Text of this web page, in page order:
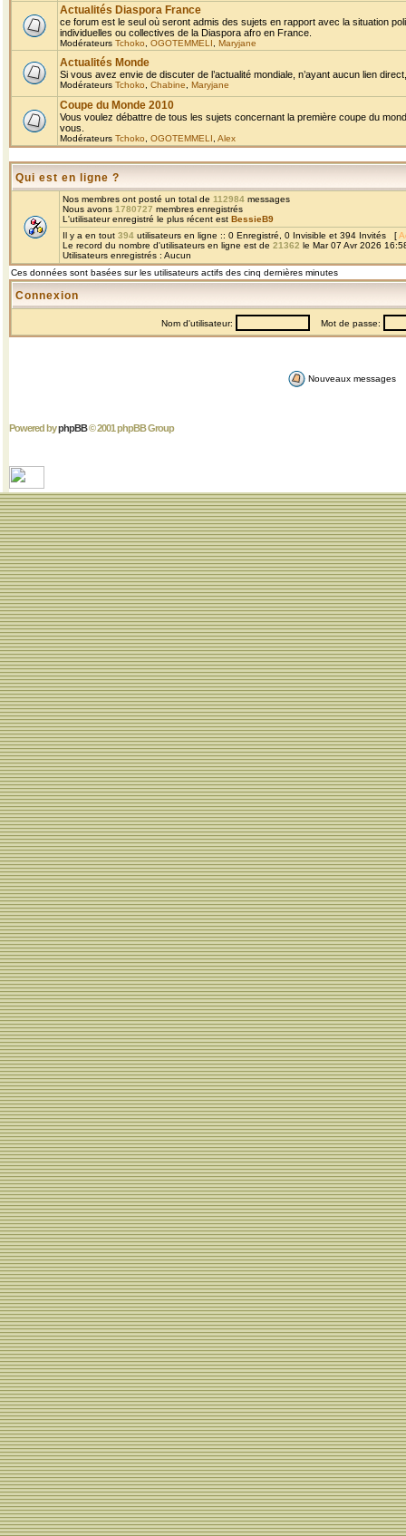
Actualités Diaspora France
ce forum est le seul où seront admis des sujets en rapport avec la situation
individuelles ou collectives de la Diaspora afro en France.
Modérateurs Tchoko OGOTEMMELI Maryjane
Actualités Monde
Si vous avez envie de discuter de l’actualité mondiale, n’ayant aucun lien
Modérateurs Tchoko Chabine Maryjane
Coupe du Monde 2010
Vous voulez débattre de tous les sujets concernant la première coupe du
vous.
Modérateurs Tchoko OGOTEMMELI Alex
Qui est en ligne ?
Nos membres ont posté un total de 112984 messages
Nous avons 1780727 membres enregistrés
L'utilisateur enregistré le plus récent est BessieB9
Il y a en tout 394 utilisateurs en ligne :: 0 Enregistré, 0 Invisible et 394 Invités [
Le record du nombre d'utilisateurs en ligne est de 21362 le Mar 07 Avr 2026
Utilisateurs enregistrés : Aucun
Ces données sont basées sur les utilisateurs actifs des cinq dernières minutes
Connexion
Nom d'utilisateur: Mot de passe:
Nouveaux messages
Powered byphpBB© 2001 phpBB Group